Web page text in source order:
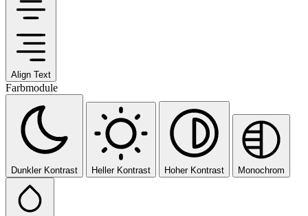
Align Text
Farbmodule
Dunkler Kontrast Heller Kontrast Hoher Kontrast Monochrom